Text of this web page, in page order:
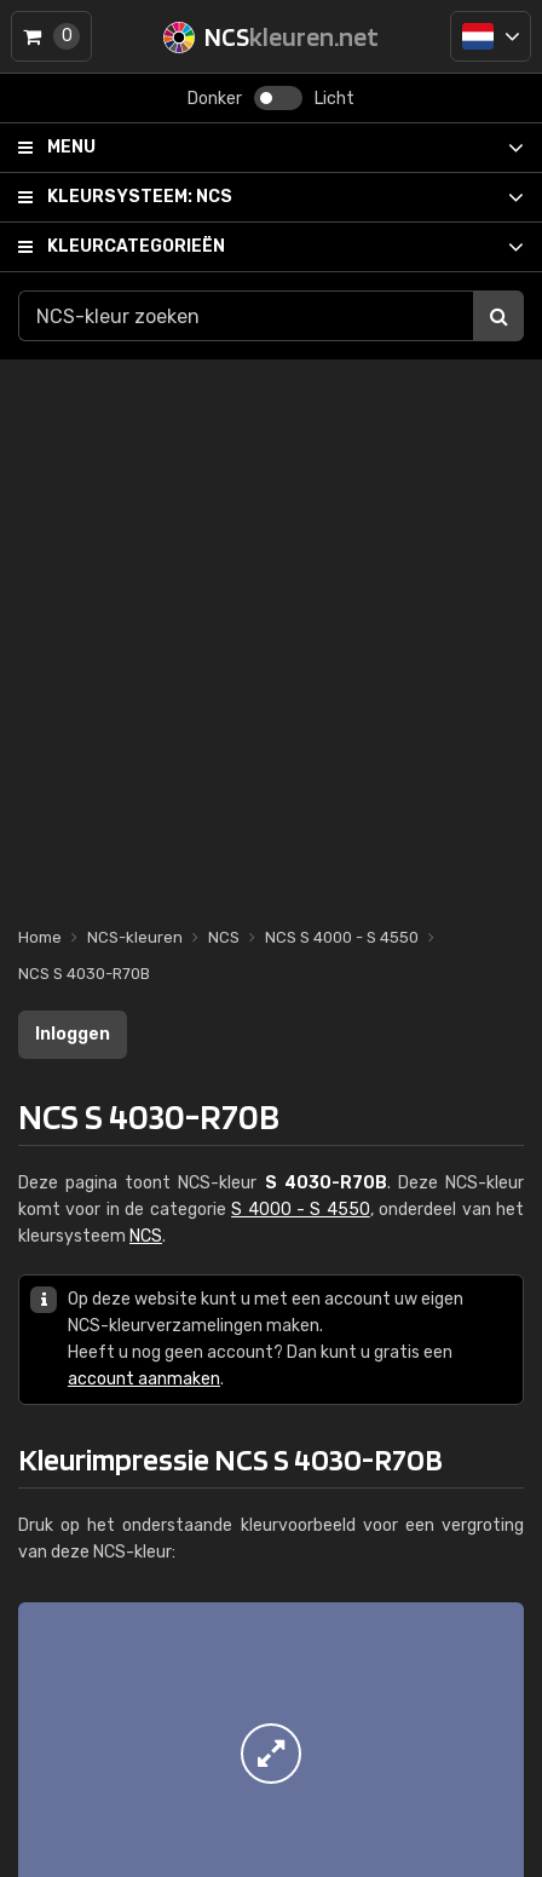
NCSkleuren.net
Donker Licht
MENU
KLEURSYSTEEM: NCS
KLEURCATEGORIEËN
0
Home NCS-kleuren NCS
NCS S 4000 - S 4550
NCS S 4030-R70B
Inloggen
NCS S 4030-R70B
Deze pagina toont NCS-kleur S 4030-R70B. Deze NCS-kleur
komt voor in de categorieS 4000 - S 4550, onderdeel van het
kleursysteem NCS.
Op deze website kunt u met een account uw eigen
NCS-kleurverzamelingen maken.
Heeft u nog geen account? Dan kunt u gratis een
account aanmaken.
Kleurimpressie NCS S 4030-R70B
Druk op het onderstaande kleurvoorbeeld voor een vergroting
van deze NCS-kleur: